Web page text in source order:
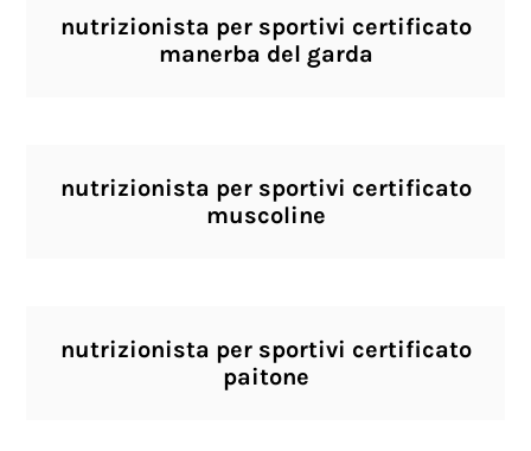
nutrizionista per sportivi certificato
manerba del garda
nutrizionista per sportivi certificato
muscoline
nutrizionista per sportivi certificato
paitone